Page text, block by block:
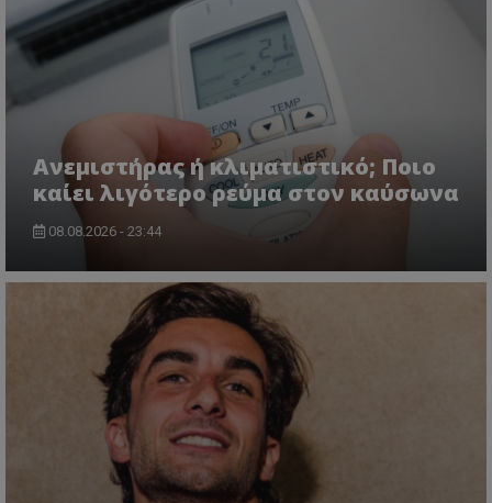
Ανεμιστήρας ή κλιματιστικό; Ποιο
καίει λιγότερο ρεύμα στον καύσωνα
08.08.2026 - 23:44